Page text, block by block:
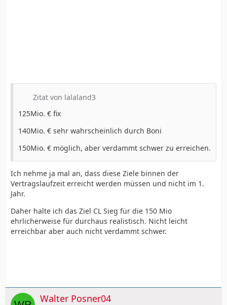
Zitat von lalaland3
125Mio. € fix
140Mio. € sehr wahrscheinlich durch Boni
150Mio. € möglich, aber verdammt schwer zu erreichen.
Ich nehme ja mal an, dass diese Ziele binnen der
Vertragslaufzeit erreicht werden müssen und nicht im 1.
Jahr.
Daher halte ich das Ziel CL Sieg für die 150 Mio
ehrlicherweise für durchaus realistisch. Nicht leicht
erreichbar aber auch nicht verdammt schwer.
Walter Posner04